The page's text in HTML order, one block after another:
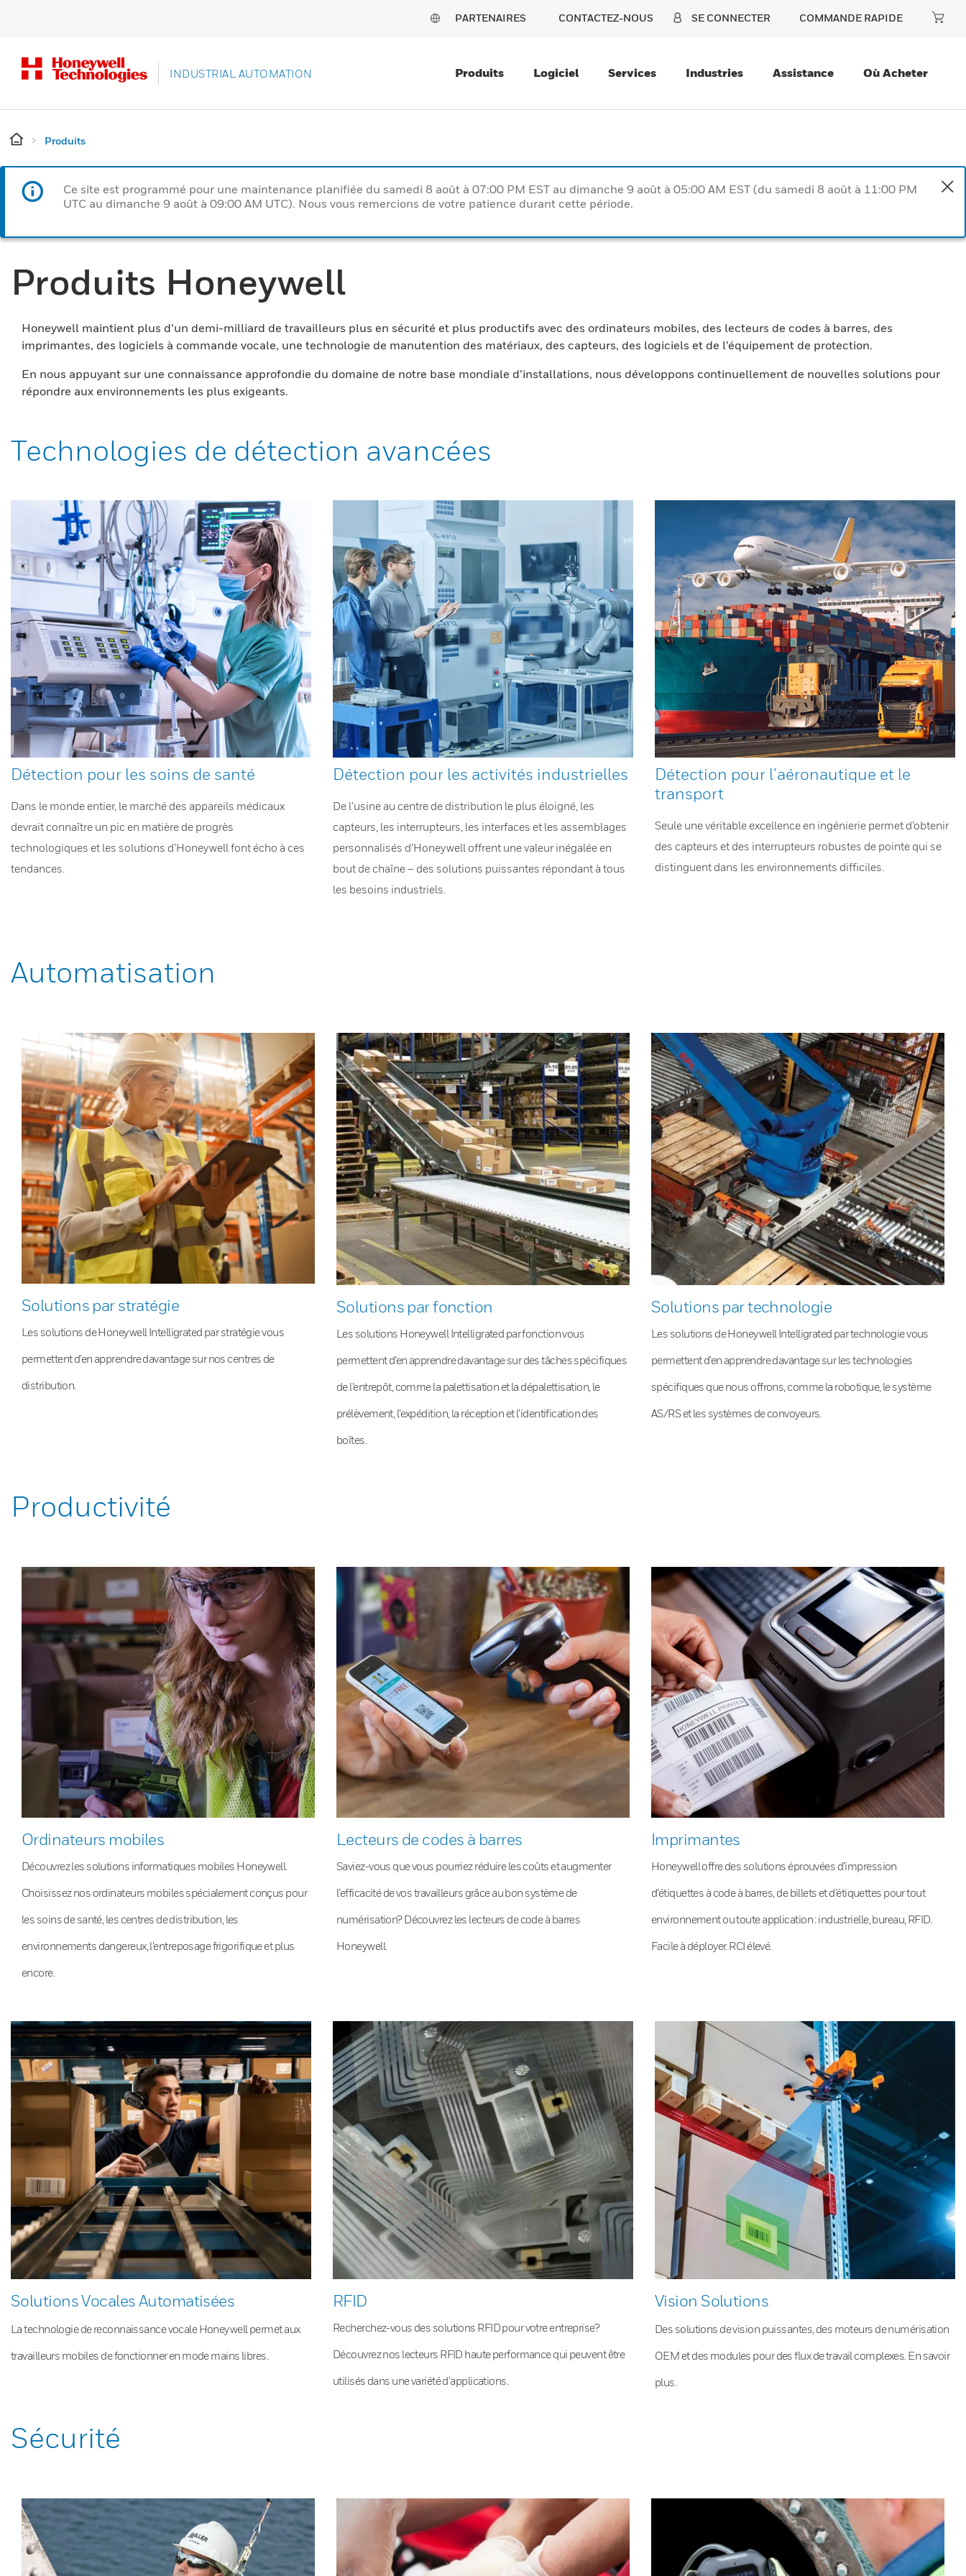
PARTENAIRES CONTACTEZ-NOUS SE CONNECTER COMMANDE RAPIDE
INDUSTRIAL AUTOMATION Produits Logiciel Services Industries Assistance Où Acheter
Produits
Ce site est programmé pour une maintenance planifiée du samedi 8 août à 07:00 PM EST au dimanche 9 août à 05:00 AM EST (du samedi 8 août à 11:00 PM
UTC au dimanche 9 août à 09:00 AM UTC). Nous vous remercions de votre patience durant cette période.
Produits Honeywell
Honeywell maintient plus d’un demi-milliard de travailleurs plus en sécurité et plus productifs avec des ordinateurs mobiles, des lecteurs de codes à barres, des
imprimantes, des logiciels à commande vocale, une technologie de manutention des matériaux, des capteurs, des logiciels et de l’équipement de protection.
En nous appuyant sur une connaissance approfondie du domaine de notre base mondiale d’installations, nous développons continuellement de nouvelles solutions pour
répondre aux environnements les plus exigeants.
Technologies de détection avancées
Détection pour les soins de santé
Dans le monde entier, le marché des appareils médicaux
devrait connaître un pic en matière de progrès
technologiques et les solutions d’Honeywell font écho à ces
tendances.
Détection pour les activités industrielles
De l’usine au centre de distribution le plus éloigné, les
capteurs, les interrupteurs, les interfaces et les assemblages
personnalisés d’Honeywell offrent une valeur inégalée en
bout de chaîne – des solutions puissantes répondant à tous
les besoins industriels.
Détection pour l’aéronautique et le
transport
Seule une véritable excellence en ingénierie permet d’obtenir
des capteurs et des interrupteurs robustes de pointe qui se
distinguent dans les environnements difficiles.
Automatisation
Solutions par stratégie
Les solutions de Honeywell Intelligrated par stratégie vous
permettent d’en apprendre davantage sur nos centres de
distribution.
Solutions par fonction
Les solutions Honeywell Intelligrated par fonction vous
permettent d’en apprendre davantage sur des tâches spécifiques
de l’entrepôt, comme la palettisation et la dépalettisation, le
prélèvement, l’expédition, la réception et l’identification des
boîtes.
Solutions par technologie
Les solutions de Honeywell Intelligrated par technologie vous
permettent d’en apprendre davantage sur les technologies
spécifiques que nous offrons, comme la robotique, le système
AS/RS et les systèmes de convoyeurs.
Productivité
Ordinateurs mobiles
Découvrez les solutions informatiques mobiles Honeywell.
Choisissez nos ordinateurs mobiles spécialement conçus pour
les soins de santé, les centres de distribution, les
environnements dangereux, l’entreposage frigorifique et plus
encore.
Lecteurs de codes à barres
Saviez-vous que vous pourriez réduire les coûts et augmenter
l’efficacité de vos travailleurs grâce au bon système de
numérisation? Découvrez les lecteurs de code à barres
Honeywell.
Imprimantes
Honeywell offre des solutions éprouvées d’impression
d’étiquettes à code à barres, de billets et d’étiquettes pour tout
environnement ou toute application : industrielle, bureau, RFID.
Facile à déployer. RCI élevé.
Solutions Vocales Automatisées
La technologie de reconnaissance vocale Honeywell permet aux
travailleurs mobiles de fonctionner en mode mains libres.
RFID
Recherchez-vous des solutions RFID pour votre entreprise?
Découvrez nos lecteurs RFID haute performance qui peuvent être
utilisés dans une variété d’applications.
Vision Solutions
Des solutions de vision puissantes, des moteurs de numérisation
OEM et des modules pour des flux de travail complexes. En savoir
plus.
Sécurité